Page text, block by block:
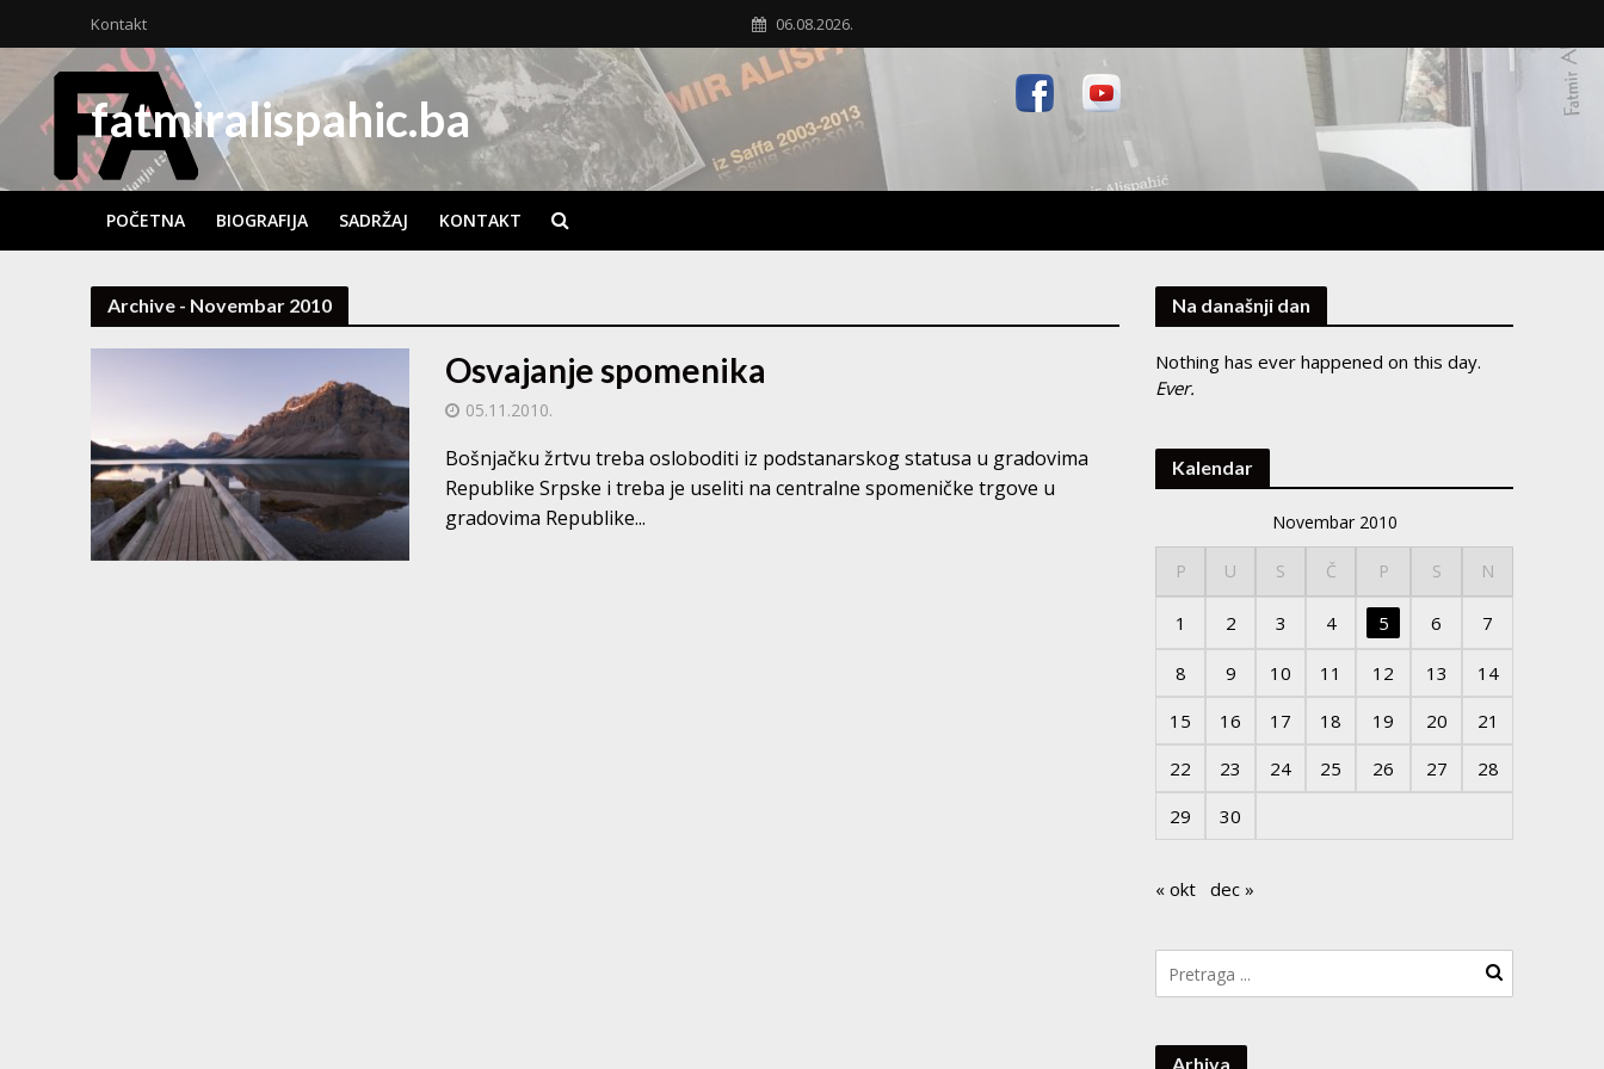
Kontakt 06.08.2026.
fatmiralispahic.ba
POČETNA BIOGRAFIJA SADRŽAJ KONTAKT
Archive - Novembar 2010
Osvajanje spomenika
05.11.2010.
Bošnjačku žrtvu treba osloboditi iz podstanarskog statusa u gradovima
Republike Srpske i treba je useliti na centralne spomeničke trgove u
gradovima Republike...
Na današnji dan
Nothing has ever happened on this day.
Ever.
Kalendar
Novembar 2010
P U S Č P S N
1 2 3 4 5 6 7
8 9 10 11 12 13
14
15
16 17 18 19 20
21
22
23 24 25 26 27
28
29
30
« okt dec »
Arhiva